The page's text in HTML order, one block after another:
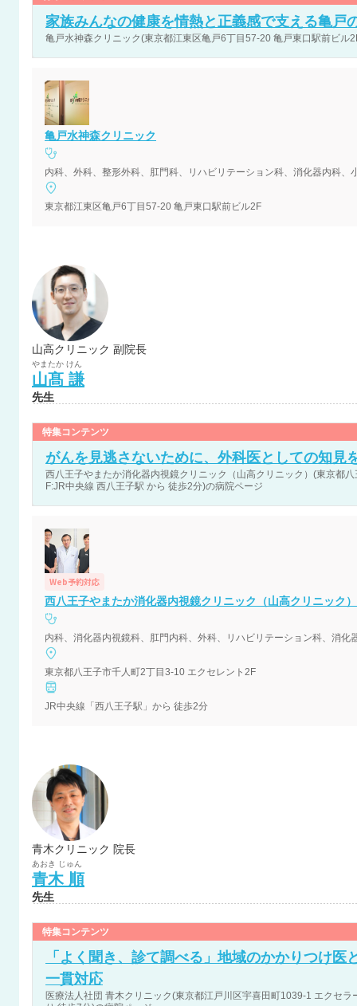
家族みんなの健康を情熱と正義感で支える亀戸
亀戸水神森クリニック(東京都江東区亀戸6丁目57-20 亀戸東口駅前ビル
亀戸水神森クリニック
内科、外科、整形外科、肛門科、リハビリテーション科、消化器内科、
東京都江東区亀戸6丁目57-20 亀戸東口駅前ビル2F
山高クリニック 副院長
やまたか けん
山髙 謙
先生
特集コンテンツ
がんを見逃さないために、外科医としての知見
西八王子やまたか消化器内視鏡クリニック（山高クリニック）(東京都
F:JR中央線 西八王子駅 から 徒歩2分)の病院ページ
Web予約対応
西八王子やまたか消化器内視鏡クリニック（山高クリニック）
内科、消化器内視鏡科、肛門内科、外科、リハビリテーション科、消化
東京都八王子市千人町2丁目3-10 エクセレント2F
JR中央線「西八王子駅」から 徒歩2分
青木クリニック 院長
あおき じゅん
青木 順
先生
特集コンテンツ
「よく聞き、診て調べる」地域のかかりつけ医
一貫対応
医療法人社団 青木クリニック(東京都江戸川区宇喜田町1039-1 エクセ